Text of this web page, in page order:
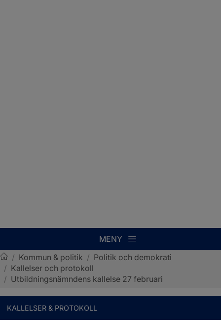
MENY
Sotenäs kommun
/ Kommun & politik / Politik och demokrati
/ Kallelser och protokoll
/ Utbildningsnämndens kallelse 27 februari
KALLELSER & PROTOKOLL